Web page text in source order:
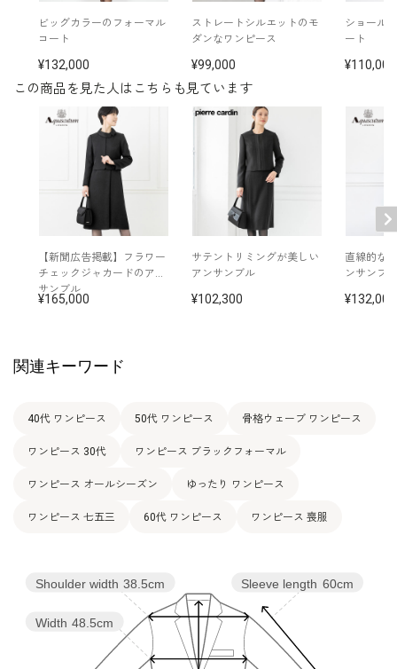
イヤリング /
5652200-00
ネックレス /5615200-00
5320381-00
■ワンピース（単位:cm）
バスト 肩幅
36.5
96.0 37.0
11号 100.0 84.0 102.0 46.5
13号 106.0 47.0
表地：トリアセテート69％ ポリエステル31％（グロ
洗濯方法：クリーニング
※袖丈はスリット止りまで
この商品を見た人はこちらも見ています
【新聞広告掲載】フラワー
チェックジャカードのアン
サンブル
165,000
サテントリミングが美しい
アンサンブル
102,300
直線的な
ンサンブル
132,000
ビッグカラーのフォーマル
コート
132,000
ストレートシルエットのモ
ダンなワンピース
99,000
ショール
ート
110,000
関連キーワード
40代 ワンピース 50代 ワンピース 骨格ウェーブ ワンピース
ワンピース 30代 ワンピース ブラックフォーマル
ワンピース オールシーズン ゆったり ワンピース
ワンピース 七五三 60代 ワンピース ワンピース 喪服
Sleeve length 60cm
Width 48.5cm
Shoulder width 38.5cm